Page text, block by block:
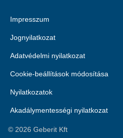
Impresszum
Jognyilatkozat
Adatvédelmi nyilatkozat
Cookie-beállítások módosítása
Nyilatkozatok
Akadálymentességi nyilatkozat
© 2026 Geberit Kft